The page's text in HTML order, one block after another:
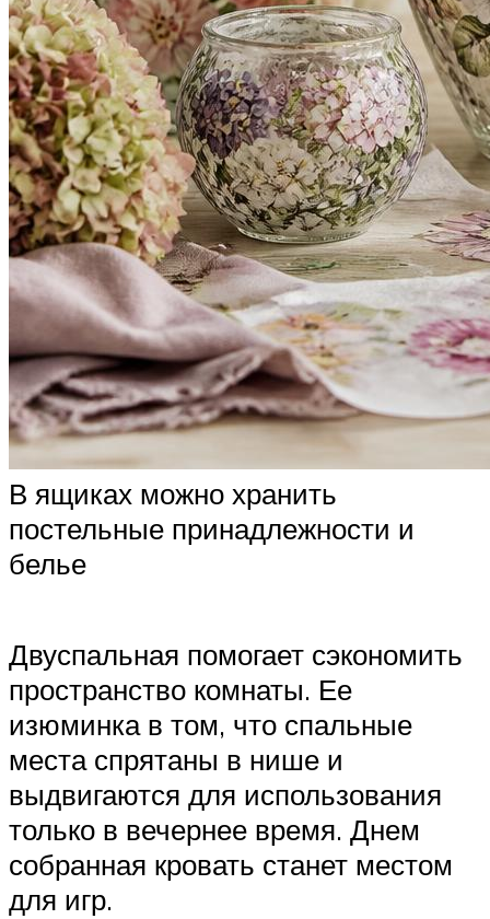
В ящиках можно хранить
постельные принадлежности и
белье
Двуспальная помогает сэкономить
пространство комнаты. Ее
изюминка в том, что спальные
места спрятаны в нише и
выдвигаются для использования
только в вечернее время. Днем
собранная кровать станет местом
для игр.